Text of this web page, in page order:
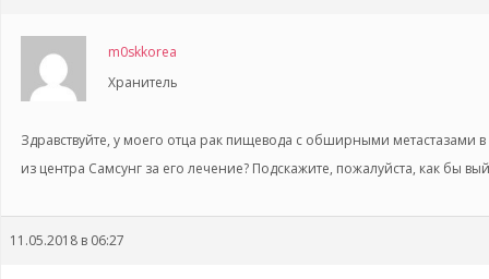
m0skkorea
Хранитель
Здравствуйте, у моего отца рак пищевода с обширными метастазами
из центра Самсунг за его лечение? Подскажите, пожалуйста, как бы
11.05.2018 в 06:27